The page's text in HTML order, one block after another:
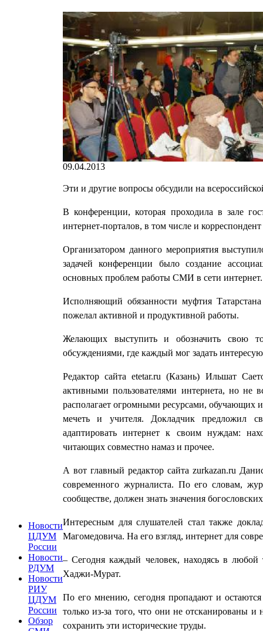
Новости
ЦДУМ
России
Новости
РДУМ
Новости
РИУ
ЦДУМ
России
Обзор
09.04.2013
Эти и другие вопросы обсудили на
В конференции, которая проходила в зале
интернет-порталов, в том числе и
Организатором данного мероприятия
задачей конференции было создание
основных проблем работы СМИ в сети интернет.
Исполняющий обязанности муфтия
пожелал активной и продуктивной работы.
Желающих выступить и обозначить свою
обсуждениями, где каждый мог задать
Редактор сайта etetar.ru (Казань) Ильшат
активными пользователями интернета, но не
располагает огромными ресурсами, обучающих
мечеть и учителя. Докладчик предложил
адаптировать интернет к своим нуждам:
читающих совместно намаз и прочее.
А вот главный редактор сайта zurkazan.ru
современного журналиста. По его словам,
сообществе, должен знать значения
Интересным для слушателей стал также
Магомедовича. На его взгляд, интернет для
– Сегодня каждый человек, находясь в
Хаджи-Мурат.
По его мнению, сегодня пропадают и
только из-за того, что они не отсканированы
сохранить эти исторические труды.